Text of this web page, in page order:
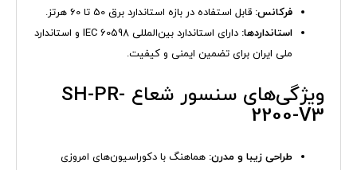
فرکانس: قابل استفاده در بازه استاندارد برق 50 تا 60 هرتز.
استانداردها:
دارای استاندارد بین‌المللی IEC 60598 و استاندارد
ملی ایران برای تضمین ایمنی و کیفیت.
ویژگی‌های سنسور شعاع SH-PR-
2200-V3
طراحی زیبا و مدرن: هماهنگ با دکوراسیون‌های امروزی